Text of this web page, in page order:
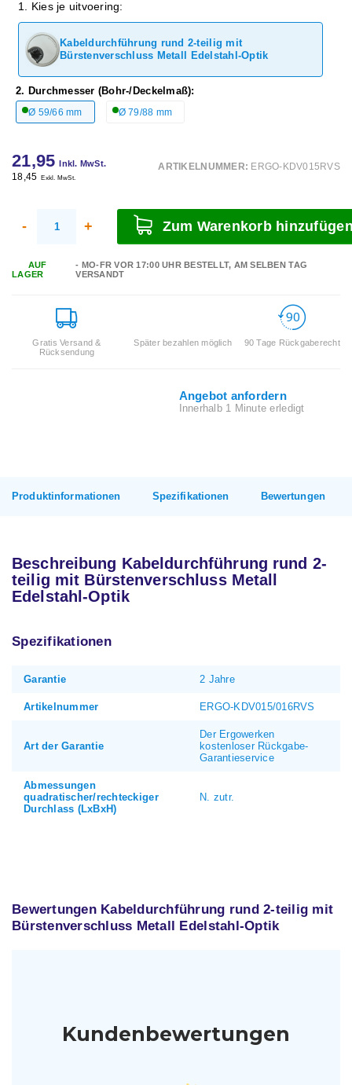
1. Kies je uitvoering:
Kabeldurchführung rund 2-teilig mit
Bürstenverschluss Metall Edelstahl-Optik
2. Durchmesser (Bohr-/Deckelmaß):
Ø 59/66 mm Ø 79/88 mm
21,95 Inkl. MwSt.
18,45 Exkl. MwSt.
ARTIKELNUMMER: ERGO-KDV015RVS
- + Zum Warenkorb
AUF
LAGER
- MO-FR VOR 17:00 UHR BESTELLT, AM SELBEN TAG
VERSANDT
Gratis Versand &
Rücksendung
Später bezahlen möglich 90 Tage Rückgaberecht
Angebot anfordern
Innerhalb 1 Minute erledigt
Produktinformationen Spezifikationen Bewertungen
Beschreibung Kabeldurchführung rund 2-
teilig mit Bürstenverschluss Metall
Edelstahl-Optik
Spezifikationen
Garantie 2 Jahre
Artikelnummer ERGO-KDV015/016RVS
Art der Garantie
Der Ergowerken
kostenloser Rückgabe-
Garantieservice
Abmessungen
quadratischer/rechteckiger
Durchlass (LxBxH)
N. zutr.
Bewertungen Kabeldurchführung rund 2-teilig mit
Bürstenverschluss Metall Edelstahl-Optik
Kundenbewertungen